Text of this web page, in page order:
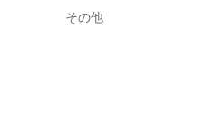
その他